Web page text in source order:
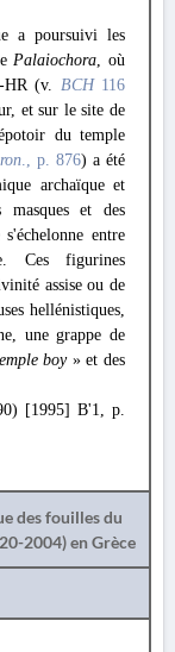
a poursuivi les
Palaiochora, où
HR (v. BCH 116
et sur le site de
du temple
., p. 876) a été
archaïque et
masques et des
entre
Ces figurines
assise ou de
hellénistiques,
une grappe de
boy» et des
[1995] Β'1, p.
des fouilles du
2004) en Grèce